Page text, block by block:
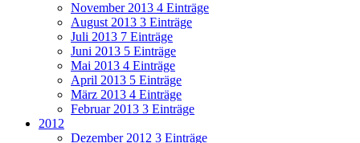
November 2013 4 Einträge
August 2013 3 Einträge
Juli 2013 7 Einträge
Juni 2013 5 Einträge
Mai 2013 4 Einträge
April 2013 5 Einträge
März 2013 4 Einträge
Februar 2013 3 Einträge
2012
Dezember 2012 3 Einträge